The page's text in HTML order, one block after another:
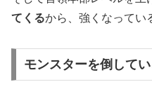
てくるから、強くなってい
モンスターを倒してい